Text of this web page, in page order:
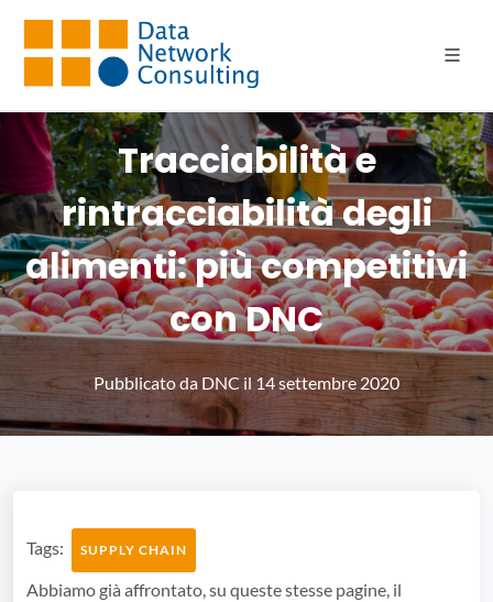
Tracciabilità e
rintracciabilità degli
alimenti: più competitivi
con DNC
Pubblicato da DNC il14 settembre 2020
Tags: SUPPLY CHAIN
Abbiamo già affrontato, su queste stesse pagine, il